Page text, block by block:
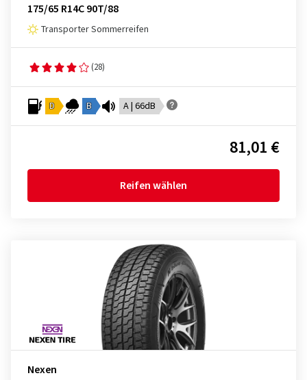
175/65 R14C 90T/88
Transporter Sommerreifen
(28)
D B A | 66dB
81,01 €
Reifen wählen
Nexen